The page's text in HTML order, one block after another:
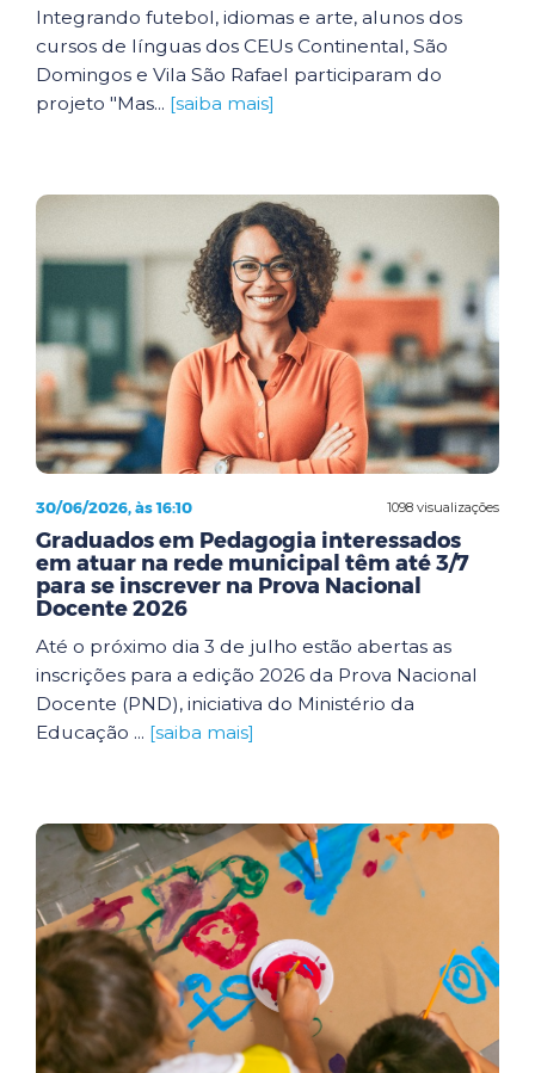
Integrando futebol, idiomas e arte, alunos dos
cursos de línguas dos CEUs Continental, São
Domingos e Vila São Rafael participaram do
projeto "Mas... [saiba mais]
1098 visualizações
30/06/2026, às 16:10
Graduados em Pedagogia interessados
em atuar na rede municipal têm até 3/7
para se inscrever na Prova Nacional
Docente 2026
Até o próximo dia 3 de julho estão abertas as
inscrições para a edição 2026 da Prova Nacional
Docente (PND), iniciativa do Ministério da
Educação ... [saiba mais]